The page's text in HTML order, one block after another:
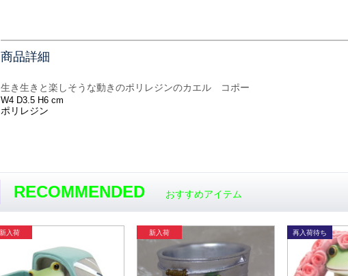
商品詳細
生き生きと楽しそうな動きのポリレジンのカエル コポー
W4 D3.5 H6 cm
ポリレジン
RECOMMENDED おすすめアイテム